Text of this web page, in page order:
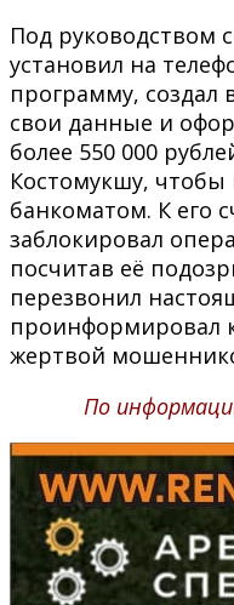
Под руководством
установил на
программу, создал
свои данные и
более 550 000
Костомукшу, чтобы
банкоматом. К его
заблокировал
посчитав её
перезвонил
проинформировал
жертвой
По